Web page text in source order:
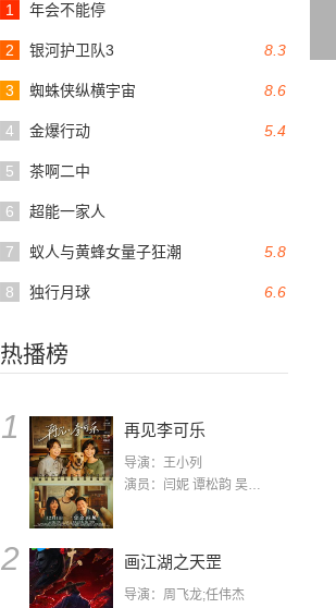
1 年会不能停
8.3
2 银河护卫队3
8.6
3 蜘蛛侠纵横宇宙
5.4
4 金爆行动
5 茶啊二中
6 超能一家人
5.8
7 蚁人与黄蜂女量子狂潮
6.6
8 独行月球
热播榜
1 再见李可乐
导演：王小列
演员：闫妮 谭松韵 吴京 蒋龙 赵小棠 冯雷 李虎城 平安 小七 小可乐
2 画江湖之天罡
导演：周飞龙;任伟杰